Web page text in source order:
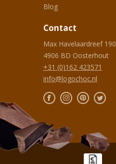
Blog
Contact
Max Havelaardreef 190
4906 BD Oosterhout
+31 (0)162 423571
info@logochoc.nl